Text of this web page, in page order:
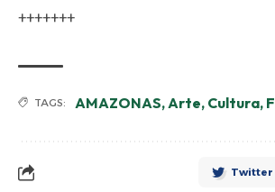
+++++++
TAGS: AMAZONAS, Arte, Cultura,
Twitter